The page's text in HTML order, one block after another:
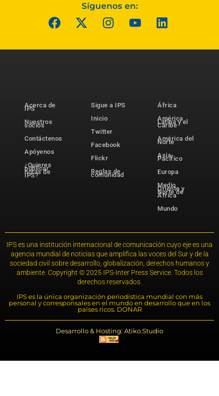
Síguenos en:
Acerca de
IPS
Nuestros
socios
Contáctenos
Apóyenos
¿Quieres
publicar
notas de
IPS?
Sigue a IPS
Inicio
Twitter
Facebook
Flickr
Reglas de
comunidad
África
América
Latina y el
Caribe
América del
Norte
Asia-
Pacífico
Europa
Medio
Oriente y
Norte de
África
Mundo
IPS es una institución internacional de comunicación cuyo eje es una
agencia mundial de noticias que amplifica las voces del Sur y de la
sociedad civil sobre desarrollo, globalización, derechos humanos y
ambiente. Copyright © 2025 IPS-Inter Press Service. Todos los
derechos reservados.
IPS es la única organización periodística mundial con más
personal y corresponsales en el mundo en desarrollo que en los
países ricos. DONAR
Desarrollo & Hosting: Atiko.Studio